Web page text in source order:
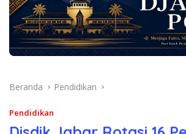
Beranda Pendidikan
Pendidikan